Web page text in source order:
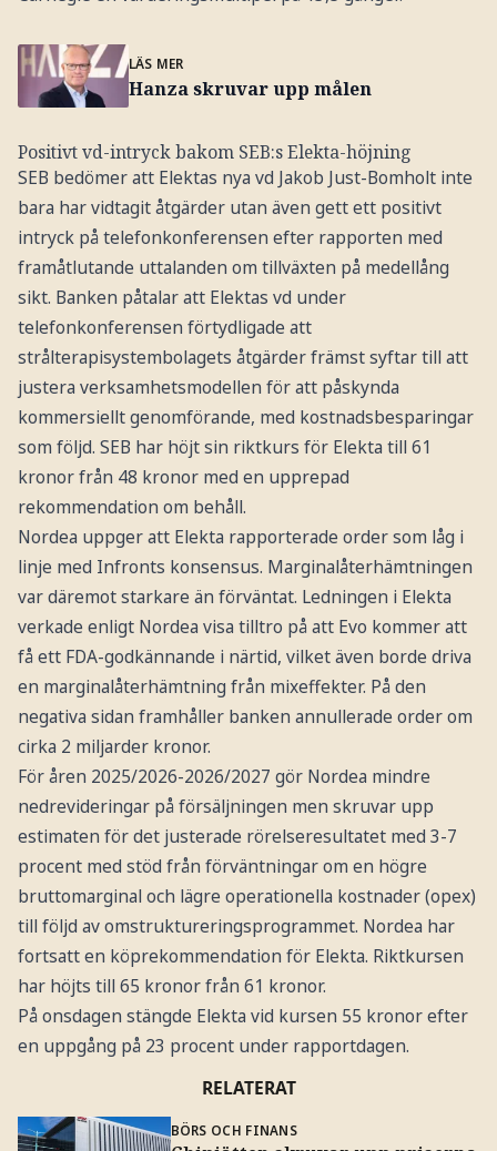
LÄS MER
Hanza skruvar upp målen
Positivt vd-intryck bakom SEB:s Elekta-höjning
SEB bedömer att Elektas nya vd Jakob Just-Bomholt inte
bara har vidtagit åtgärder utan även gett ett positivt
intryck på telefonkonferensen efter rapporten med
framåtlutande uttalanden om tillväxten på medellång
sikt. Banken påtalar att Elektas vd under
telefonkonferensen förtydligade att
strålterapisystembolagets åtgärder främst syftar till att
justera verksamhetsmodellen för att påskynda
kommersiellt genomförande, med kostnadsbesparingar
som följd. SEB har höjt sin riktkurs för Elekta till 61
kronor från 48 kronor med en upprepad
rekommendation om behåll.
Nordea uppger att Elekta rapporterade order som låg i
linje med Infronts konsensus. Marginalåterhämtningen
var däremot starkare än förväntat. Ledningen i Elekta
verkade enligt Nordea visa tilltro på att Evo kommer att
få ett FDA-godkännande i närtid, vilket även borde driva
en marginalåterhämtning från mixeffekter. På den
negativa sidan framhåller banken annullerade order om
cirka 2 miljarder kronor.
För åren 2025/2026-2026/2027 gör Nordea mindre
nedrevideringar på försäljningen men skruvar upp
estimaten för det justerade rörelseresultatet med 3-7
procent med stöd från förväntningar om en högre
bruttomarginal och lägre operationella kostnader (opex)
till följd av omstruktureringsprogrammet. Nordea har
fortsatt en köprekommendation för Elekta. Riktkursen
har höjts till 65 kronor från 61 kronor.
På onsdagen stängde Elekta vid kursen 55 kronor efter
en uppgång på 23 procent under rapportdagen.
RELATERAT
BÖRS OCH FINANS